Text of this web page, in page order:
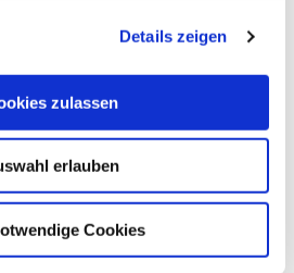
Details zeigen
zulassen
erlauben
Cookies
DIEKSEE
©
| MaTS GmbH/ adobe.stock.com